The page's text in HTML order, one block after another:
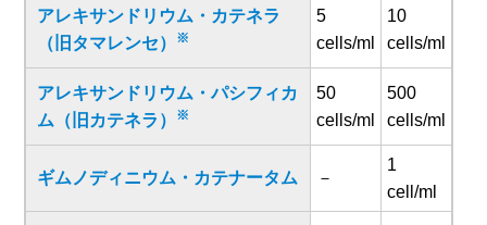
アレキサンドリウム・カテネラ
（旧タマレンセ）
※
5
cells/ml
10
cells/ml
アレキサンドリウム・パシフィカ
ム（旧カテネラ）
※
50
cells/ml
500
cells/ml
ギムノディニウム・カテナータム －
1
cell/ml